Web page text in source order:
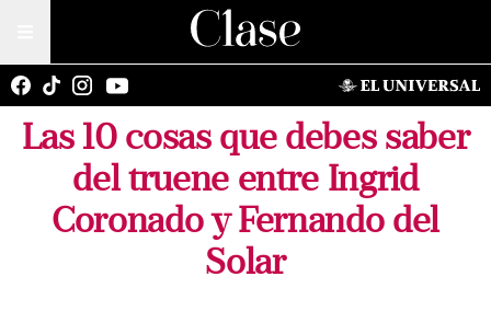
Las 10 cosas que debes saber
del truene entre Ingrid
Coronado y Fernando del
Solar